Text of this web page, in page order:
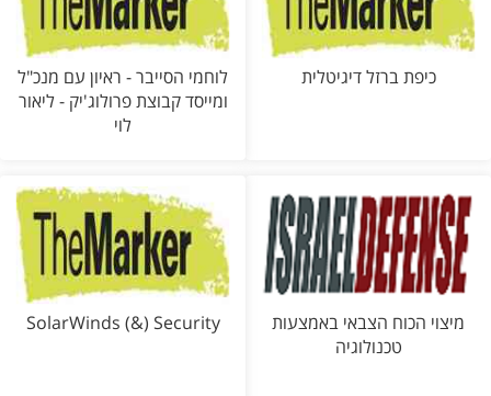
כיפת ברזל דיגיטלית
לוחמי הסייבר - ראיון עם מנכ"ל
ומייסד קבוצת פרולוג'יק - ליאור
לוי
מיצוי הכוח הצבאי באמצעות
טכנולוגיה
SolarWinds (&) Security